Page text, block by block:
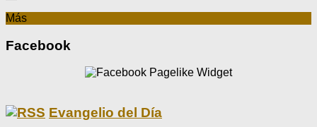
Más
Facebook
Evangelio del Día